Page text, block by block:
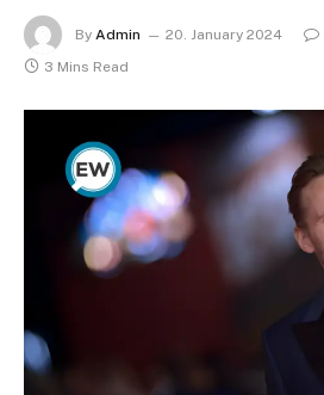
By Admin 20. January 2024
3 Mins Read